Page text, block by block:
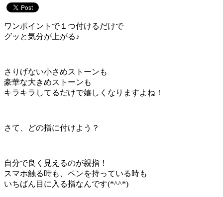
ワンポイントで１つ付けるだけで
グッと気分が上がる♪
さりげない小さめストーンも
豪華な大きめストーンも
キラキラしてるだけで嬉しくなりますよね！
さて、どの指に付けよう？
自分で良く見えるのが親指！
スマホ触る時も、ペンを持っている時も
いちばん目に入る指なんです(*^^*)